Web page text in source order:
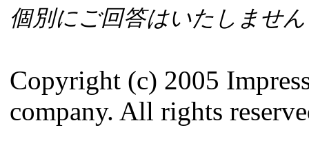
個別にご回答はいたしません
Copyright (c) 2005
company. All rights